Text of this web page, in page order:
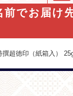
でお届け
撰超徳印（紙箱入）